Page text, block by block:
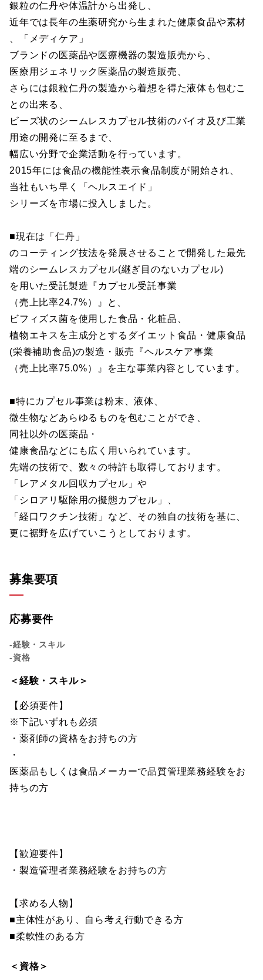
銀粒の仁丹や体温計から出発し、
近年では長年の生薬研究から生まれた健康食品や素材
、「メディケア」
ブランドの医薬品や医療機器の製造販売から、
医療用ジェネリック医薬品の製造販売、
さらには銀粒仁丹の製造から着想を得た液体も包むこ
との出来る、
ビーズ状のシームレスカプセル技術のバイオ及び工業
用途の開発に至るまで、
幅広い分野で企業活動を行っています。
2015年には食品の機能性表示食品制度が開始され、
当社もいち早く「ヘルスエイド」
シリーズを市場に投入しました。
■現在は「仁丹」
のコーティング技法を発展させることで開発した最先
端のシームレスカプセル(継ぎ目のないカプセル)
を用いた受託製造『カプセル受託事業
（売上比率24.7%）』と、
ビフィズス菌を使用した食品・化粧品、
植物エキスを主成分とするダイエット食品・健康食品
(栄養補助食品)の製造・販売『ヘルスケア事業
（売上比率75.0%）』を主な事業内容としています。
■特にカプセル事業は粉末、液体、
微生物などあらゆるものを包むことができ、
同社以外の医薬品・
健康食品などにも広く用いられています。
先端の技術で、数々の特許も取得しております。
「レアメタル回収カプセル」や
「シロアリ駆除用の擬態カプセル」、
「経口ワクチン技術」など、その独自の技術を基に、
更に裾野を広げていこうとしております。
募集要項
応募要件
-経験・スキル
-資格
＜経験・スキル＞
【必須要件】
※下記いずれも必須
・薬剤師の資格をお持ちの方
・
医薬品もしくは食品メーカーで品質管理業務経験をお
持ちの方
【歓迎要件】
・製造管理者業務経験をお持ちの方
【求める人物】
■主体性があり、自ら考え行動できる方
■柔軟性のある方
＜資格＞